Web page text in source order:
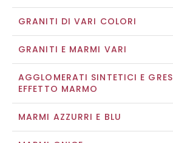
GRANITI DI VARI COLORI
GRANITI E MARMI VARI
AGGLOMERATI SINTETICI E GRES
EFFETTO MARMO
MARMI AZZURRI E BLU